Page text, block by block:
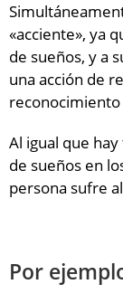
«acciente», ya
de sueños, y a
una acción de
reconocimiento
Al igual que
de sueños en
persona sufre
Por